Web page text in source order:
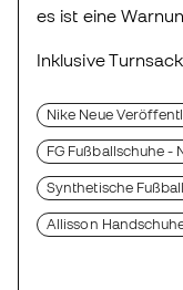
es ist eine
Inklusive Turnsack.
Nike Neue
FG Fußballschuhe -
Synthetische
Allisson